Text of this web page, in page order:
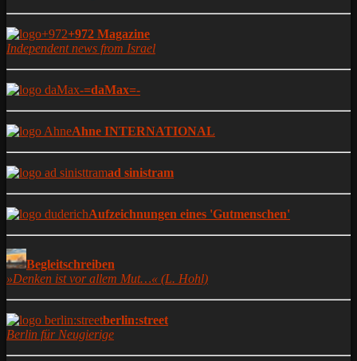
+972 Magazine
Independent news from Israel
-=daMax=-
Ahne INTERNATIONAL
ad sinistram
Aufzeichnungen eines 'Gutmenschen'
Begleitschreiben
»Denken ist vor allem Mut…« (L. Hohl)
berlin:street
Berlin für Neugierige